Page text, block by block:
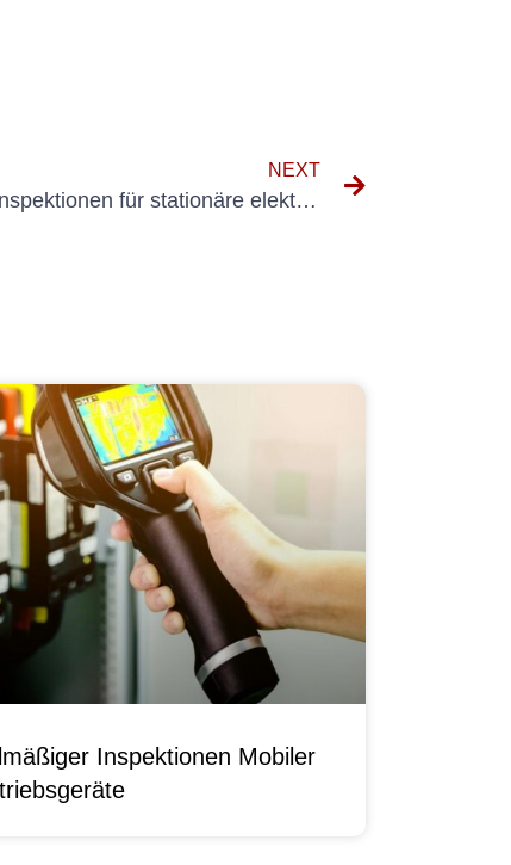
NEXT
Die Bedeutung regelmäßiger Inspektionen für stationäre elektrische Anlagen
Inspektionen Mobiler